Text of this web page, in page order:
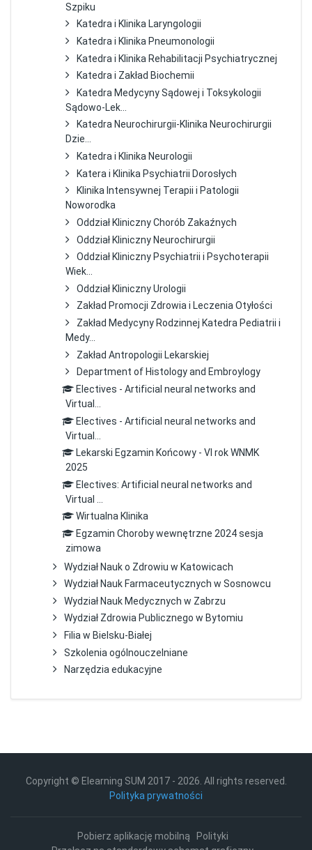
Szpiku
Katedra i Klinika Laryngologii
Katedra i Klinika Pneumonologii
Katedra i Klinika Rehabilitacji Psychiatrycznej
Katedra i Zakład Biochemii
Katedra Medycyny Sądowej i Toksykologii
Sądowo-Lek...
Katedra Neurochirurgii-Klinika Neurochirurgii
Dzie...
Katedra i Klinika Neurologii
Katera i Klinika Psychiatrii Dorosłych
Klinika Intensywnej Terapii i Patologii
Noworodka
Oddział Kliniczny Chorób Zakaźnych
Oddział Kliniczny Neurochirurgii
Oddział Kliniczny Psychiatrii i Psychoterapii
Wiek...
Oddział Kliniczny Urologii
Zakład Promocji Zdrowia i Leczenia Otyłości
Zakład Medycyny Rodzinnej Katedra Pediatrii i
Medy...
Zakład Antropologii Lekarskiej
Department of Histology and Embroylogy
Electives - Artificial neural networks and
Virtual...
Electives - Artificial neural networks and
Virtual...
Lekarski Egzamin Końcowy - VI rok WNMK
2025
Electives: Artificial neural networks and
Virtual ...
Wirtualna Klinika
Egzamin Choroby wewnętrzne 2024 sesja
zimowa
Wydział Nauk o Zdrowiu w Katowicach
Wydział Nauk Farmaceutycznych w Sosnowcu
Wydział Nauk Medycznych w Zabrzu
Wydział Zdrowia Publicznego w Bytomiu
Filia w Bielsku-Białej
Szkolenia ogólnouczelniane
Narzędzia edukacyjne
Copyright © Elearning SUM 2017 - 2026 . All rights reserved.
Polityka prywatności
Pobierz aplikację mobilną
Polityki